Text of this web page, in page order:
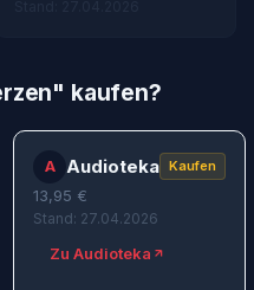
" kaufen?
A Audioteka Kaufen
13,95 €
Stand: 27.04.2026
Zu Audioteka